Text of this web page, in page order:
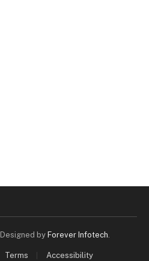
by Forever Infotech.
Terms Accessibility